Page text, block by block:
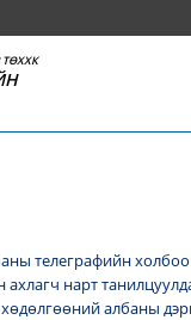
телеграфийн
нарт
албаны